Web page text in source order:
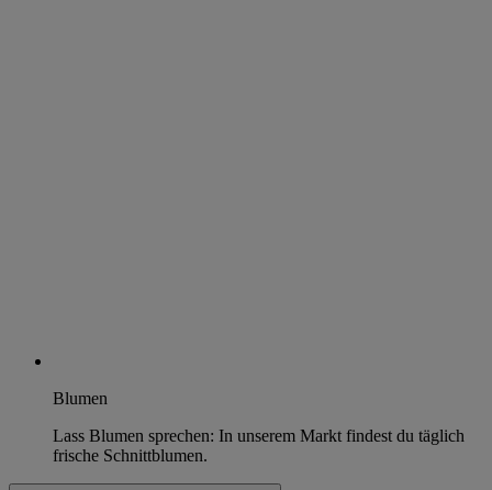
Blumen
Lass Blumen sprechen: In unserem Markt findest du täglich
frische Schnittblumen.